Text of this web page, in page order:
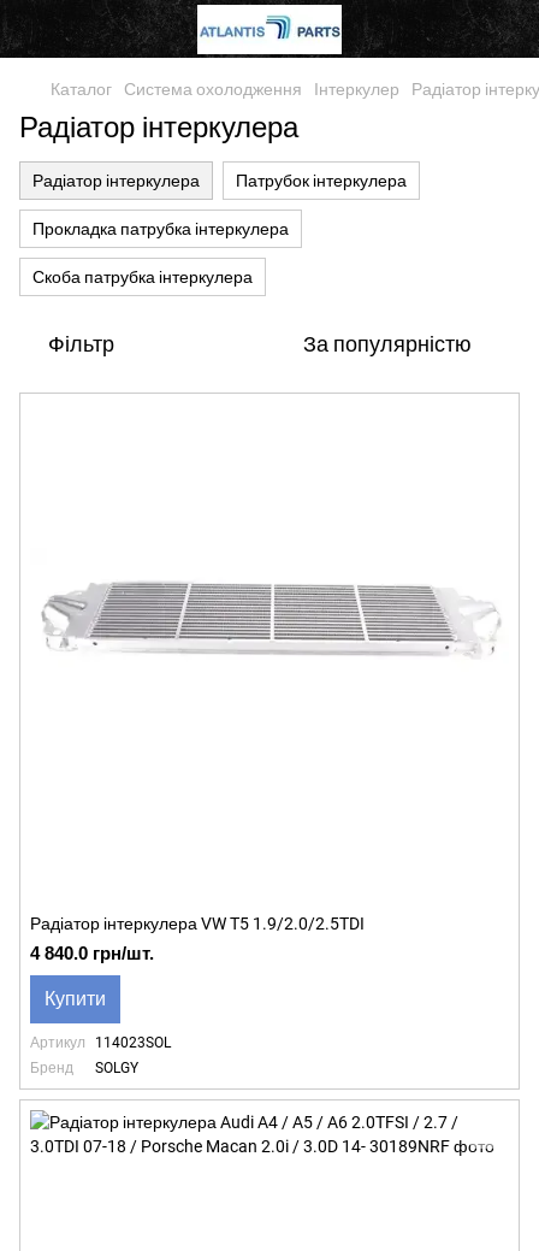
Каталог Система охолодження Інтеркулер Радіатор
Радіатор інтеркулера
Радіатор інтеркулера Патрубок інтеркулера
Прокладка патрубка інтеркулера
Скоба патрубка інтеркулера
Фільтр За популярністю
Радіатор інтеркулера VW T5 1.9/2.0/2.5TDI
4 840.0 грн/шт.
Купити
Артикул
114023SOL
Бренд
SOLGY